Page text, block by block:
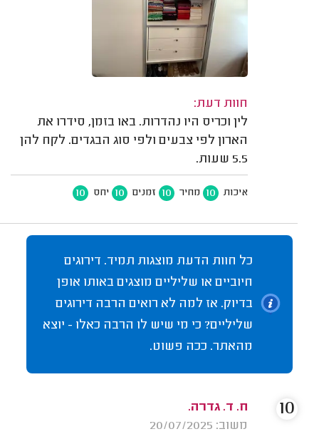
חוות דעת:
לין וכריס היו נהדרות. באו בזמן, סידרו את
הארון לפי צבעים ולפי סוג הבגדים. לקח להן
5.5 שעות.
איכות 10 מחיר 10 זמנים 10 יחס 10
כל חוות הדעת מוצגות תמיד. דירוגים
חיוביים או שליליים מוצגים באותו אופן
בדיוק. אז למה לא רואים הרבה דירוגים
שליליים? כי מי שיש לו הרבה כאלו - יוצא
מהאתר. ככה פשוט.
ח. ד. גדרה.
משוב: 20/07/2025
10